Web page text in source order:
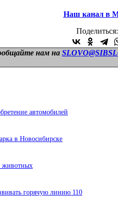
Наш канал в
Поделиться:
нам на
автомобилей
в Новосибирске
животных
горячую линию 110